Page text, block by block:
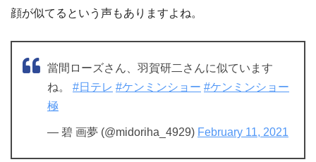
顔が似てるという声もありますよね。
當間ローズさん、羽賀研二さんに似ています
ね。 #日テレ #ケンミンショー #ケンミンショー
極
— 碧 画夢 (@midoriha_4929) February 11, 2021